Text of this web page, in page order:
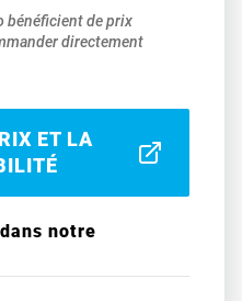
bénéficient de prix
directement
ET LA
notre